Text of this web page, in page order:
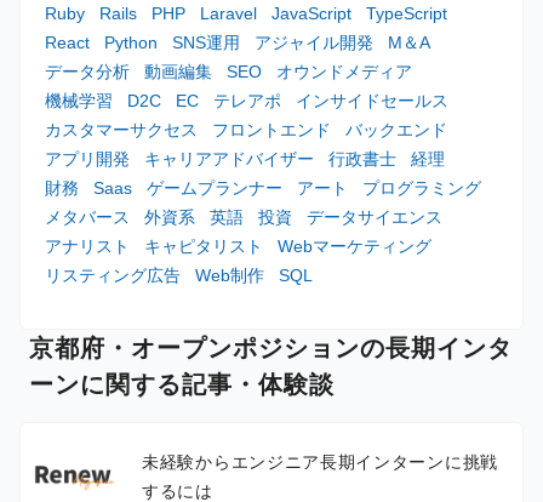
Ruby Rails PHP Laravel JavaScript
TypeScript
React
Python SNS運用 アジャイル開発
M＆A
データ分析
動画編集 SEO
オウンドメディア
機械学習
D2C EC テレアポ
インサイドセールス
カスタマーサクセス
フロントエンド
バックエンド
アプリ開発
キャリアアドバイザー 行政書士
経理
財務
Saas ゲームプランナー アート
プログラミング
メタバース
外資系 英語 投資
データサイエンス
アナリスト
キャピタリスト
Webマーケティング
リスティング広告
Web制作 SQL
京都府・オープンポジションの長期インタ
ーンに関する記事・体験談
未経験からエンジニア長期インターンに挑戦
するには